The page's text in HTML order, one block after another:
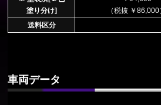
塗り分け]
（税抜 ￥86,000
送料区分
車両データ